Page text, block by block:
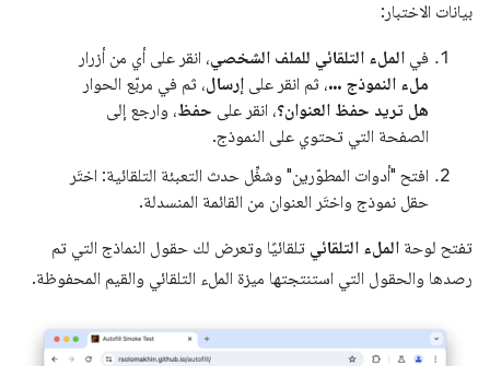
بيانات الاختبار:
في الملء التلقائي للملف الشخصي، انقر على أي من أزرار
ملء النموذج ...، ثم انقر على إرسال، ثم في مربّع الحوار
هل تريد حفظ العنوان؟، انقر على حفظ، وارجع إلى
الصفحة التي تحتوي على النموذج.
افتح "أدوات المطوّرين" وشغِّل حدث التعبئة التلقائية: اختَر
حقل نموذج واختَر العنوان من القائمة المنسدلة.
تفتح لوحة الملء التلقائي تلقائيًا وتعرض لك حقول النماذج التي تم
رصدها والحقول التي استنتجتها ميزة الملء التلقائي والقيم المحفوظة.